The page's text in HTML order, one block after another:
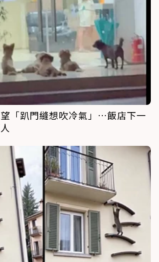
「趴門縫想吹冷氣」…飯店下一